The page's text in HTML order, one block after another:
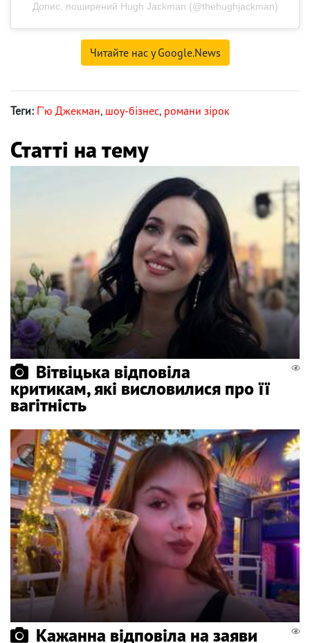
Допис, поширений Hugh Jackman (@thehughjackman)
Читайте нас у Google.News
Теги: Г`ю Джекман, шоу-бізнес, романи зірок
Статті на тему
Вітвіцька відповіла
критикам, які висловилися про її
вагітність
Кажанна відповіла на заяви